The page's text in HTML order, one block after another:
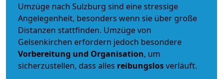
Umzüge nach Sulzburg sind eine stressige
Angelegenheit, besonders wenn sie über große
Distanzen stattfinden. Umzüge von
Gelsenkirchen erfordern jedoch besondere
Vorbereitung und Organisation, um
sicherzustellen, dass alles reibungslosverläuft.